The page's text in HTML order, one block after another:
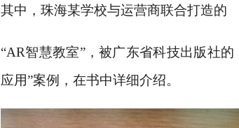
其中，珠海某学校与运营商联合打造的
“AR智慧教室”，被广东省科技出版社
应用”案例，在书中详细介绍。